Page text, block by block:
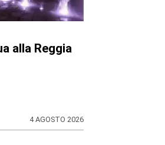
alla Reggia
4 AGOSTO 2026